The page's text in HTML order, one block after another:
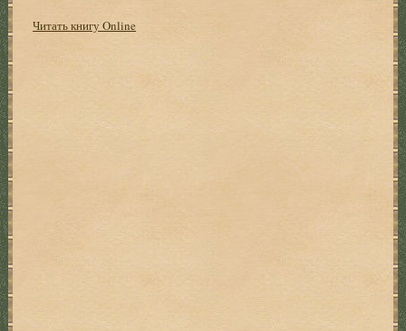
Читать книгу Online